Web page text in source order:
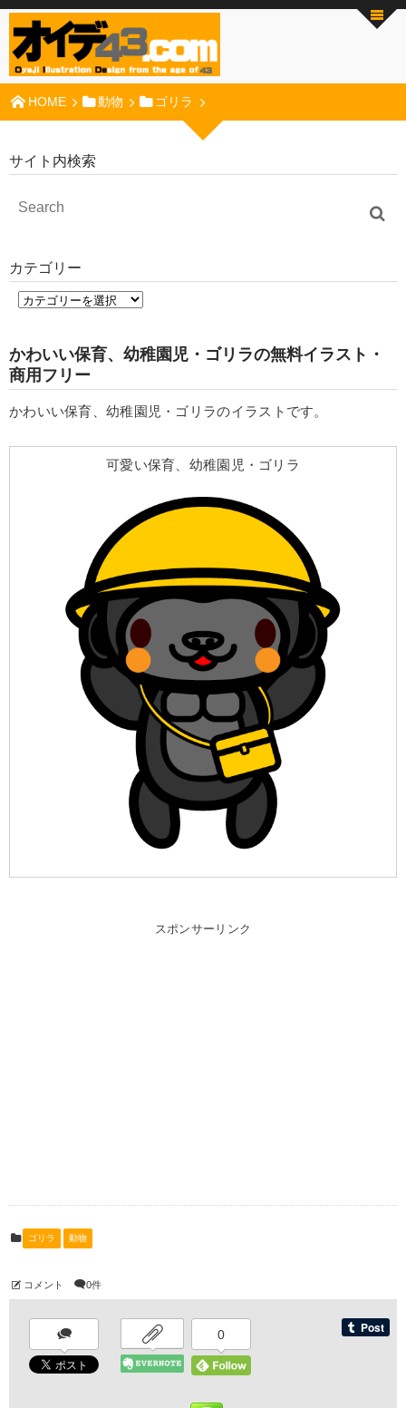
HOME 動物 ゴリラ
サイト内検索
カテゴリー
かわいい保育、幼稚園児・ゴリラの無料イラスト・
商用フリー
かわいい保育、幼稚園児・ゴリラのイラストです。
可愛い保育、幼稚園児・ゴリラ
スポンサーリンク
ゴリラ 動物
コメント 0件
0